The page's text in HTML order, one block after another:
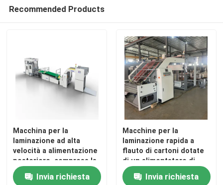
Recommended Products
Macchina per la
laminazione ad alta
velocità a alimentazione
posteriore, compresa la
gamma di spessore della
laminazione da 1 a 10
Invia richiesta
Macchine per la
laminazione rapida a
flauto di cartoni dotate
di un alimentatore di
punta opzionale che
offre operazioni di
Invia richiesta